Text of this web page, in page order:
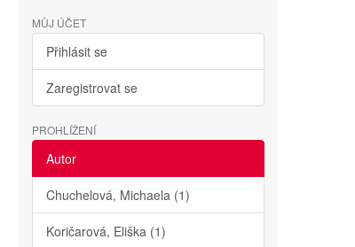
MŮJ ÚČET
Přihlásit se
Zaregistrovat se
PROHLÍŽENÍ
Autor
Chuchelová, Michaela (1)
Koričarová, Eliška (1)